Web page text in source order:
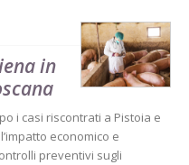
in
i casi riscontrati a Pistoia e
economico e
preventivi sugli